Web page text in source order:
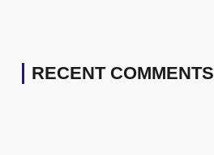
RECENT COMMENTS